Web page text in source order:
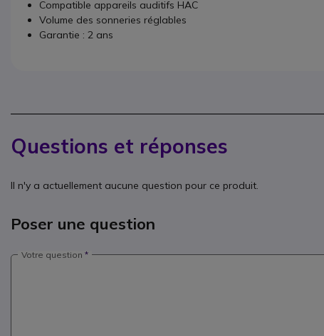
Compatible appareils auditifs HAC
Volume des sonneries réglables
Garantie : 2 ans
Questions et réponses
Il n'y a actuellement aucune question pour ce produit.
Poser une question
Votre question